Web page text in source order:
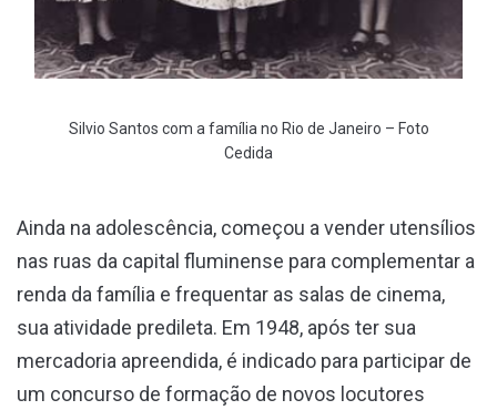
Silvio Santos com a família no Rio de Janeiro – Foto
Cedida
Ainda na adolescência, começou a vender utensílios
nas ruas da capital fluminense para complementar a
renda da família e frequentar as salas de cinema,
sua atividade predileta. Em 1948, após ter sua
mercadoria apreendida, é indicado para participar de
um concurso de formação de novos locutores